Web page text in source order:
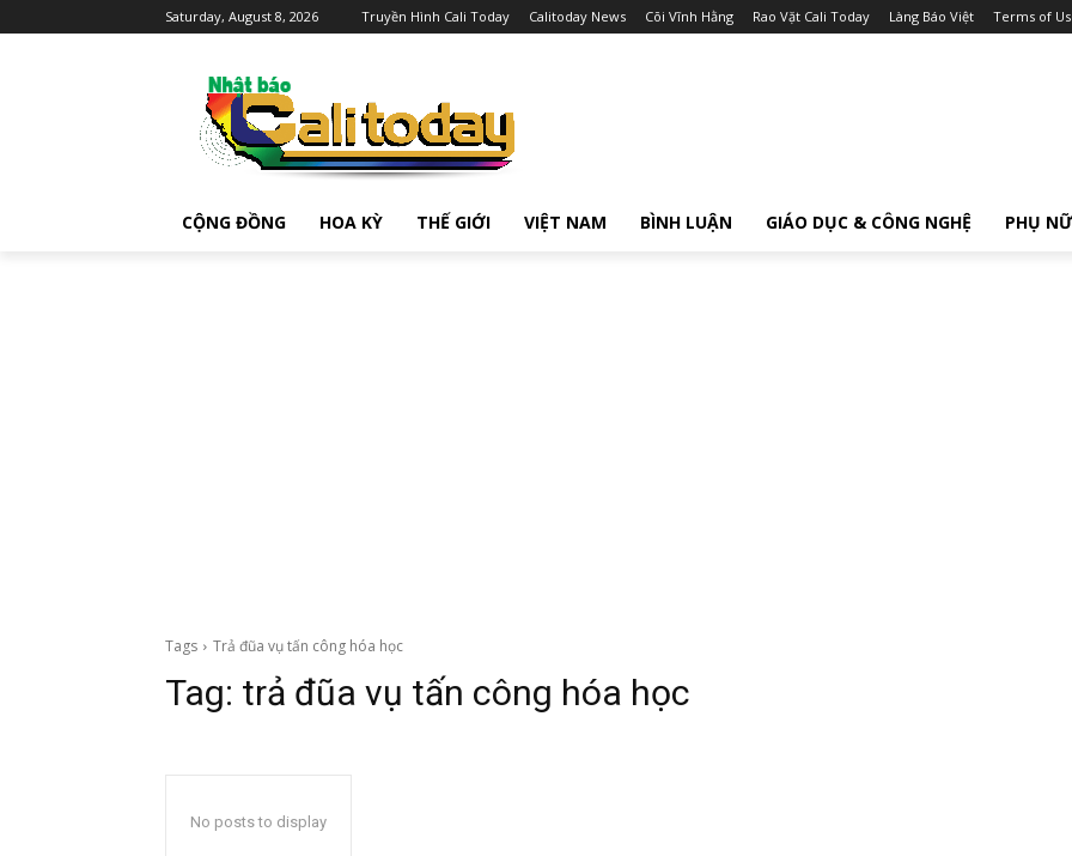
Saturday, August 8, 2026 Truyền Hình Cali Today Calitoday News Cõi Vĩnh Hằng Rao Vặt Cali Today Làng Báo Việt Terms of
CỘNG ĐỒNG HOA KỲ THẾ GIỚI VIỆT NAM BÌNH LUẬN GIÁO DỤC & CÔNG NGHỆ PHỤ NỮ
Tags Trả đũa vụ tấn công hóa học
Tag: trả đũa vụ tấn công hóa học
No posts to display